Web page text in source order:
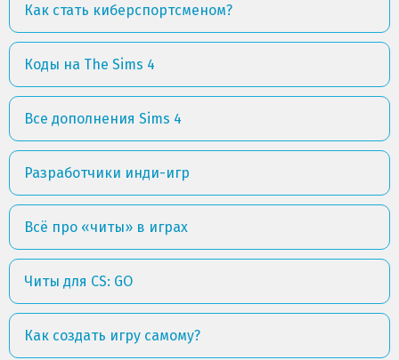
Как стать киберспортсменом?
Коды на The Sims 4
Все дополнения Sims 4
Разработчики инди-игр
Всё про «читы» в играх
Читы для CS: GO
Как создать игру самому?